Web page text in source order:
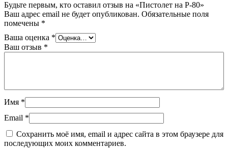
Будьте первым, кто оставил отзыв на «Пистолет на P-80»
Ваш адрес email не будет опубликован. Обязательные поля
помечены *
Ваша оценка *
Ваш отзыв *
Имя *
Email *
Сохранить моё имя, email и адрес сайта в этом браузере для
последующих моих комментариев.